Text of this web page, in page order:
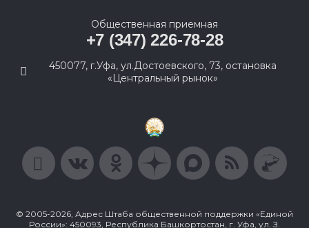
Общественная приемная
+7 (347) 226-78-28
450077, г.Уфа, ул.Достоевского, 73, остановка
«Центральный рынок»
© 2005-2026, Адрес Штаба общественной поддержки «Единой
России»: 450093, Республика Башкортостан, г. Уфа, ул. З.